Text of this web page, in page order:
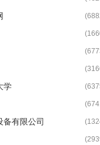
(
(
(
(
学 (
(
备有限公司 (
(